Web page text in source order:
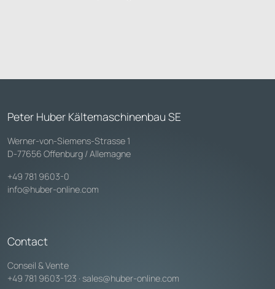
Peter Huber Kältemaschinenbau SE
Werner-von-Siemens-Strasse 1
D-77656 Offenburg / Allemagne
+49 781 9603-0
info@huber-online.com
Contact
Conseil & Vente
+49 781 9603-123 · sales@huber-online.com